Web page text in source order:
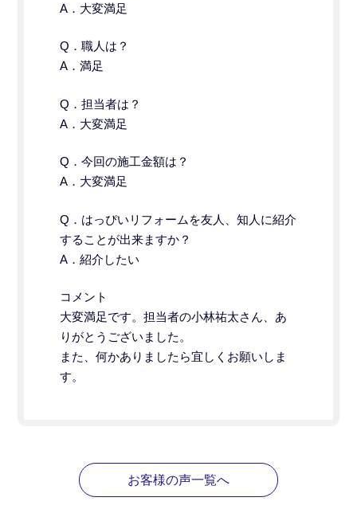
A．大変満足
Q．職人は？
A．満足
Q．担当者は？
A．大変満足
Q．今回の施工金額は？
A．大変満足
Q．はっぴいリフォームを友人、知人に紹介
することが出来ますか？
A．紹介したい
コメント
大変満足です。担当者の小林祐太さん、あ
りがとうございました。
また、何かありましたら宜しくお願いしま
す。
お客様の声一覧へ